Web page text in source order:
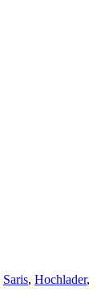
Saris, Hochlader,